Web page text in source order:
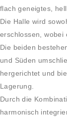
flach geneigtes,
Die Halle wird
erschlossen, wobei
Die beiden
und Süden
hergerichtet und
Lagerung.
Durch die
harmonisch